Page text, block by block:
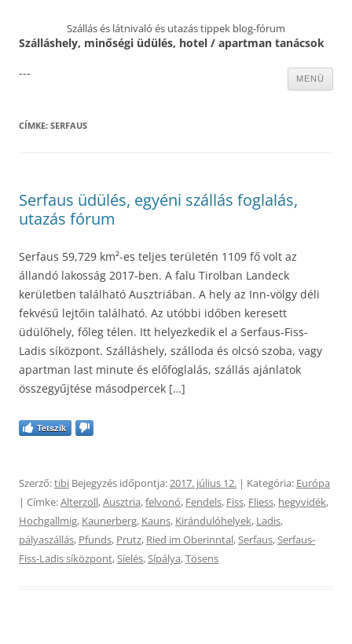
Szállás és látnivaló és utazás tippek blog-fórum
Szálláshely, minőségi üdülés, hotel / apartman tanácsok
MENÜ
---
CÍMKE: SERFAUS
Serfaus üdülés, egyéni szállás foglalás,
utazás fórum
Serfaus 59,729 km²-es teljes területén 1109 fő volt az
állandó lakosság 2017-ben. A falu Tirolban Landeck
kerületben található Ausztriában. A hely az Inn-völgy déli
fekvésű lejtőin található. Az utóbbi időben keresett
üdülőhely, főleg télen. Itt helyezkedik el a Serfaus-Fiss-
Ladis síközpont. Szálláshely, szálloda és olcsó szoba, vagy
apartman last minute és előfoglalás, szállás ajánlatok
összegyűjtése másodpercek […]
Tetszik
Szerző:tibi Bejegyzés időpontja:2017. július 12. | Kategória: Európa
| Címke:Alterzoll,Ausztria,felvonó, Fendels, Fiss, Fliess, hegyvidék,
Hochgallmig, Kaunerberg, Kauns, Kirándulóhelyek, Ladis,
pályaszállás, Pfunds, Prutz, Ried im Oberinntal,Serfaus,Serfaus-
Fiss-Ladis síközpont,Síelés,Sípálya,Tösens